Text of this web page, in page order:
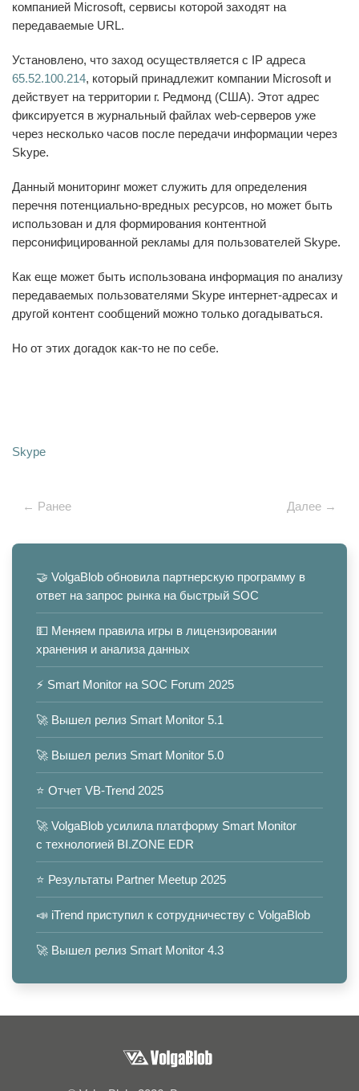
компанией Microsoft, сервисы которой заходят на
передаваемые URL.
Установлено, что заход осуществляется с IP адреса
65.52.100.214, который принадлежит компании Microsoft и
действует на территории г. Редмонд (США). Этот адрес
фиксируется в журнальный файлах web-серверов уже
через несколько часов после передачи информации через
Skype.
Данный мониторинг может служить для определения
перечня потенциально-вредных ресурсов, но может быть
использован и для формирования контентной
персонифицированной рекламы для пользователей Skype.
Как еще может быть использована информация по анализу
передаваемых пользователями Skype интернет-адресах и
другой контент сообщений можно только догадываться.
Но от этих догадок как-то не по себе.
Skype
← Ранее Далее →
🤝 VolgaBlob обновила партнерскую программу в
ответ на запрос рынка на быстрый SOC
💵 Меняем правила игры в лицензировании
хранения и анализа данных
⚡️ Smart Monitor на SOC Forum 2025
🚀 Вышел релиз Smart Monitor 5.1
🚀 Вышел релиз Smart Monitor 5.0
⭐️ Отчет VB-Trend 2025
🚀 VolgaBlob усилила платформу Smart Monitor
с технологией BI.ZONE EDR
⭐️ Результаты Partner Meetup 2025
📣 iTrend приступил к сотрудничеству с VolgaBlob
🚀 Вышел релиз Smart Monitor 4.3